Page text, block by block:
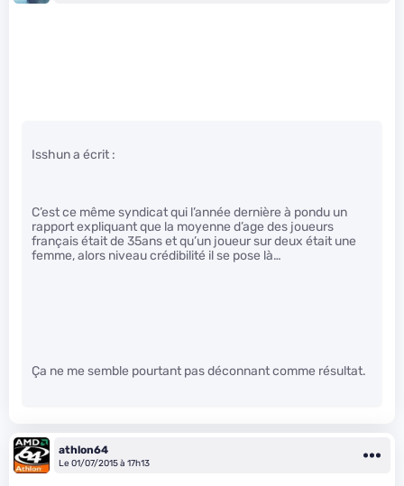
Isshun a écrit :
C’est ce même syndicat qui l’année dernière à pondu un
rapport expliquant que la moyenne d’age des joueurs
français était de 35ans et qu’un joueur sur deux était une
femme, alors niveau crédibilité il se pose là…
Ça ne me semble pourtant pas déconnant comme résultat.
athlon64
Le 01/07/2015 à 17h13